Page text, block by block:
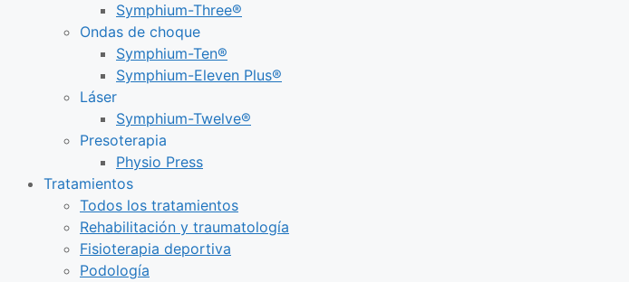
Symphium-Three®
Ondas de choque
Symphium-Ten®
Symphium-Eleven Plus®
Láser
Symphium-Twelve®
Presoterapia
Physio Press
Tratamientos
Todos los tratamientos
Rehabilitación y traumatología
Fisioterapia deportiva
Podología